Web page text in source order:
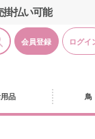
掛払い可能
会員登録 ログイ
品 鳥